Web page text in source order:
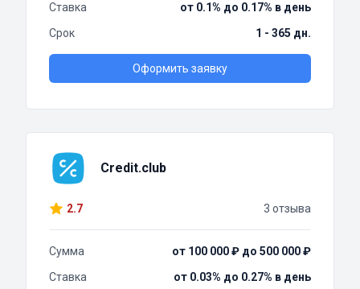
Ставка
от 0.1% до 0.17% в день
Срок
1 - 365 дн.
Оформить заявку
Credit.club
2.7 3 отзыва
Сумма
от 100 000 ₽ до 500 000 ₽
Ставка
от 0.03% до 0.27% в день